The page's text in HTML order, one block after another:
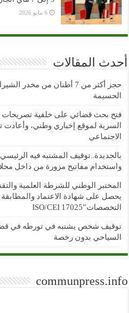
6 مايو 2026
أحدث المقالات
حجز أكثر من 7 أطنان من
الحسيمة
فتح بحث قضائي على خلفية تصريحات
السرية لموقع إخباري وطني،
الاجتماعي
بالجديدة..توقيف المشتبه فيه
واستخدام مفاتيح مزورة من داخل
المختبر الوطني للشرطة العلمية
يحصل على شهادة الاعتماد والمطابقة
التخصصات”ISO/CEI 17025
توقيف شخص يشتبه في تورطه في قضية
السياحي بدون رخصة
communpress.info